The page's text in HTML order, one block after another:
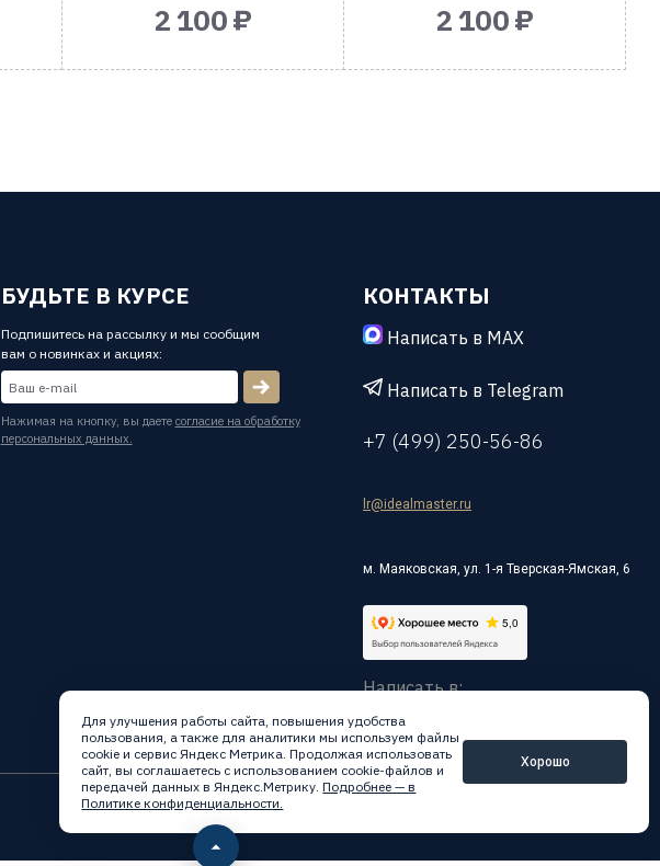
2 100 ₽ 2 100 ₽
БУДЬТЕ В КУРСЕ
Подпишитесь на рассылку и мы сообщим
вам о новинках и акциях:
Нажимая на кнопку, вы даете согласие на обработку
персональных данных.
КОНТАКТЫ
Написать в MAX
Написать в Telegram
+7 (499) 250-56-86
lr@idealmaster.ru
м. Маяковская, ул. 1-я Тверская-Ямская, 6
Написать в:
Для улучшения работы сайта, повышения удобства
пользования, а также для аналитики мы используем файлы
cookie и сервис Яндекс Метрика. Продолжая использовать
сайт, вы соглашаетесь с использованием cookie-файлов и
передачей данных в Яндекс.Метрику.Подробнее — в
Политике конфиденциальности.
Хорошо